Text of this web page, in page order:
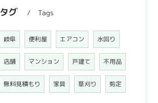
タグ Tags
岐阜 便利屋 エアコン 水回り
店舗 マンション 戸建て 不用品
無料見積もり 家具 草刈り 剪定